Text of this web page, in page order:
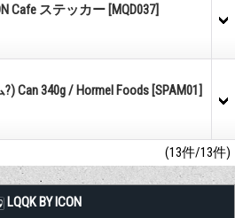
Cafe ステッカー [MQD037]
Can 340g / Hormel Foods [SPAM01]
(13件/13件)
LQQK BY ICON